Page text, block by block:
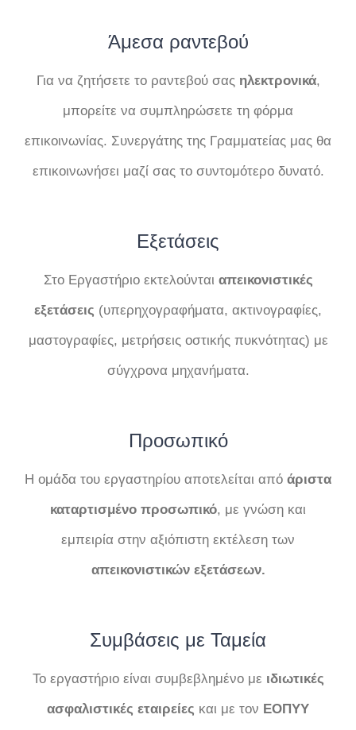
Άμεσα ραντεβού
Για να ζητήσετε το ραντεβού σας ηλεκτρονικά,
μπορείτε να συμπληρώσετε τη φόρμα
επικοινωνίας. Συνεργάτης της Γραμματείας μας θα
επικοινωνήσει μαζί σας το συντομότερο δυνατό.
Εξετάσεις
Στο Εργαστήριο εκτελούνται απεικονιστικές
εξετάσεις (υπερηχογραφήματα, ακτινογραφίες,
μαστογραφίες, μετρήσεις οστικής πυκνότητας) με
σύγχρονα μηχανήματα.
Προσωπικό
Η ομάδα του εργαστηρίου αποτελείται από άριστα
καταρτισμένο προσωπικό, με γνώση και
εμπειρία στην αξιόπιστη εκτέλεση των
απεικονιστικών εξετάσεων.
Συμβάσεις με Ταμεία
Το εργαστήριο είναι συμβεβλημένο με ιδιωτικές
ασφαλιστικές εταιρείες και με τον ΕΟΠΥΥ